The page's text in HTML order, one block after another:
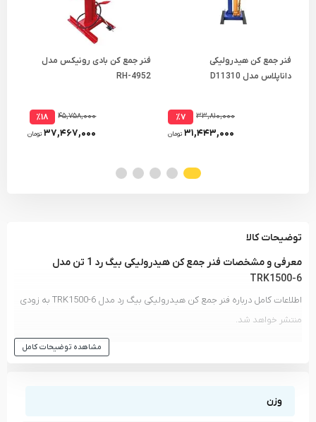
فنر جمع کن هیدرولیکی
داناپلاس مدل D11310
۳۳,۸۱۰,۰۰۰ ٪۷
۳۱,۴۴۳,۰۰۰ تومان
فنر جمع کن بادی رونیکس مدل
RH-4952
۴۵,۷۵۸,۰۰۰ ٪۱۸
۳۷,۴۶۷,۰۰۰ تومان
توضیحات کالا
معرفی و مشخصات فنر جمع کن هیدرولیکی بیگ رد 1 تن مدل
TRK1500-6
اطلاعات کامل درباره فنر جمع کن هیدرولیکی بیگ رد مدل TRK1500-6 به زودی
منتشر خواهد شد.
مشاهده توضیحات کامل
وزن